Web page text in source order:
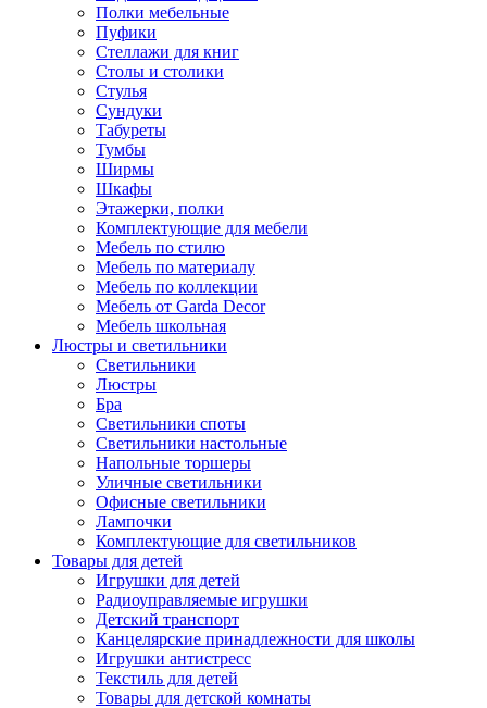
Полки мебельные
Пуфики
Стеллажи для книг
Столы и столики
Стулья
Сундуки
Табуреты
Тумбы
Ширмы
Шкафы
Этажерки, полки
Комплектующие для мебели
Мебель по стилю
Мебель по материалу
Мебель по коллекции
Мебель от Garda Decor
Мебель школьная
Люстры и светильники
Светильники
Люстры
Бра
Светильники споты
Светильники настольные
Напольные торшеры
Уличные светильники
Офисные светильники
Лампочки
Комплектующие для светильников
Товары для детей
Игрушки для детей
Радиоуправляемые игрушки
Детский транспорт
Канцелярские принадлежности для школы
Игрушки антистресс
Текстиль для детей
Товары для детской комнаты